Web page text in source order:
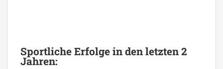
Sportliche Erfolge in den letzten 2
Jahren: